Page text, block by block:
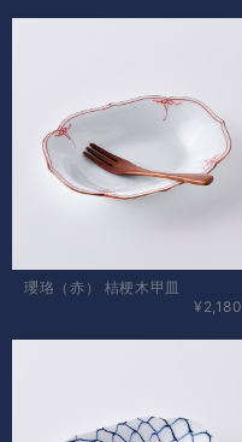
瓔珞（赤） 桔梗木甲皿
¥2,180